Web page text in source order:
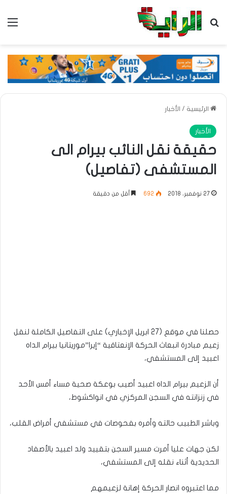
بحث عن
الرئيسية / الأخبار
الأخبار
حقيقة نقل النائب بيرام الى
المستشفى (تفاصيل)
27 نوفمبر، 2018 692 أقل من دقيقة
حصلنا في موقع (27 ابريل الإخباري) على التفاصيل الكاملة لنقل
زعيم مبادرة انبعاث الحركة الإنعتاقية “إيرا”موريتانيا بيرام الداه
اعبيد إلى المستشفي،
أن الزعيم بيرام الداه اعبيد أصيب بوعكة صحية مساء أمس الأحد
في زنزانته في السجن المركزي في انواكشوط،
وباشر الطبيب حالته وأمره بفحوصات في مستشفي أمراض القلب،
لكن جهات عليا أمرت مسير السجن بتقييد ولد اعبيد بالأصفاد
الحديدية أثناء نقله إلى المستشفي،
مما اعتبروه انصار الحركة إهانة لزعيمهم